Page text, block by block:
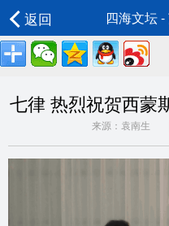
返回 四海文坛
七律 热烈祝贺西蒙
来源：袁南生